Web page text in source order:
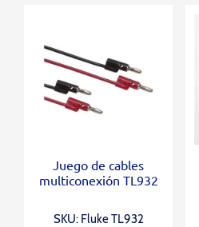
Juego de cables
multiconexión TL932
SKU: Fluke TL932